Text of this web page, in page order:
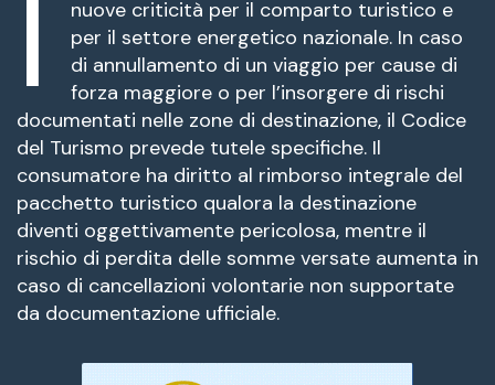
fuente
fuente.
I
nuove criticità per il comparto turistico e
per il settore energetico nazionale. In caso
di annullamento di un viaggio per cause di
forza maggiore o per l’insorgere di rischi
documentati nelle zone di destinazione, il Codice
del Turismo prevede tutele specifiche. Il
consumatore ha diritto al rimborso integrale del
pacchetto turistico qualora la destinazione
diventi oggettivamente pericolosa, mentre il
rischio di perdita delle somme versate aumenta in
caso di cancellazioni volontarie non supportate
da documentazione ufficiale.